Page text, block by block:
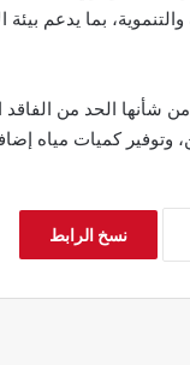
بما يدعم بيئة
شأنها الحد من
كميات مياه
نسخ الرابط